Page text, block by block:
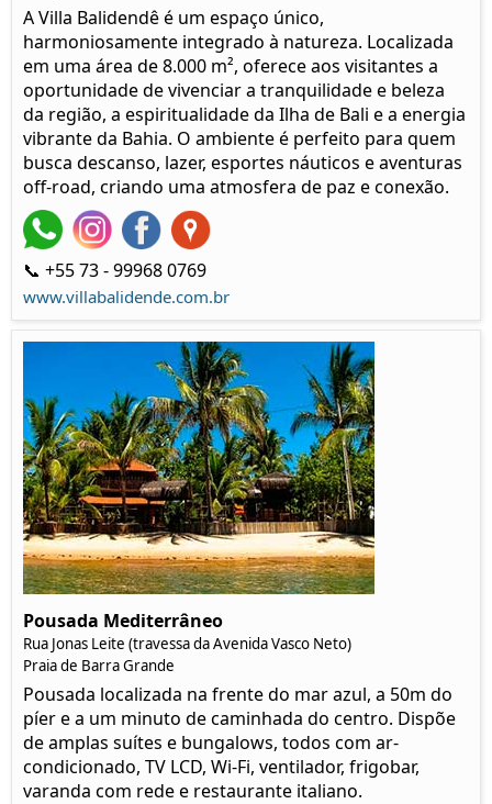
A Villa Balidendê é um espaço único,
harmoniosamente integrado à natureza. Localizada
em uma área de 8.000 m², oferece aos visitantes a
oportunidade de vivenciar a tranquilidade e beleza
da região, a espiritualidade da Ilha de Bali e a energia
vibrante da Bahia. O ambiente é perfeito para quem
busca descanso, lazer, esportes náuticos e aventuras
off-road, criando uma atmosfera de paz e conexão.
📞 +55 73 - 99968 0769
www.villabalidende.com.br
Pousada Mediterrâneo
Rua Jonas Leite (travessa da Avenida Vasco Neto)
Praia de Barra Grande
Pousada localizada na frente do mar azul, a 50m do
píer e a um minuto de caminhada do centro. Dispõe
de amplas suítes e bungalows, todos com ar-
condicionado, TV LCD, Wi-Fi, ventilador, frigobar,
varanda com rede e restaurante italiano.